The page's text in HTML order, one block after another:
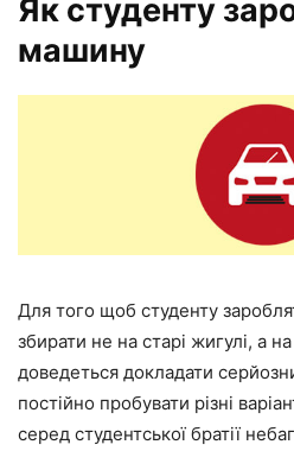
Як студенту
машину
Для того щоб студенту
збирати не на старі жигулі, а
доведеться докладати
постійно пробувати різні
серед студентської братії